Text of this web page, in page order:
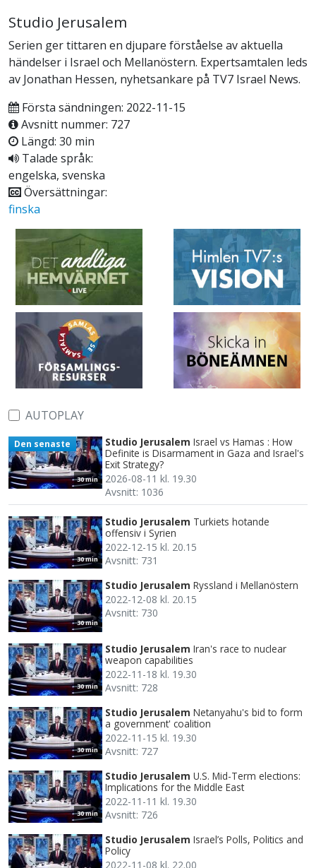
Studio Jerusalem
Serien ger tittaren en djupare förståelse av aktuella
händelser i Israel och Mellanöstern. Expertsamtalen leds
av Jonathan Hessen, nyhetsankare på TV7 Israel News.
Första sändningen: 2022-11-15
Avsnitt nummer: 727
Längd: 30 min
Talade språk:
engelska, svenska
Översättningar:
finska
AUTOPLAY
30 min
Den senaste Studio Jerusalem Israel vs Hamas : How
Definite is Disarmament in Gaza and Israel's
Exit Strategy?
2026-08-11 kl. 19.30
Avsnitt: 1036
30 min
Studio Jerusalem Turkiets hotande
offensiv i Syrien
2022-12-15 kl. 20.15
Avsnitt: 731
30 min
Studio Jerusalem Ryssland i Mellanöstern
2022-12-08 kl. 20.15
Avsnitt: 730
30 min
Studio Jerusalem Iran's race to nuclear
weapon capabilities
2022-11-18 kl. 19.30
Avsnitt: 728
30 min
Studio Jerusalem Netanyahu's bid to form
a government' coalition
2022-11-15 kl. 19.30
Avsnitt: 727
30 min
Studio Jerusalem U.S. Mid-Term elections:
Implications for the Middle East
2022-11-11 kl. 19.30
Avsnitt: 726
Studio Jerusalem Israel’s Polls, Politics and
Policy
2022-11-08 kl. 22.00